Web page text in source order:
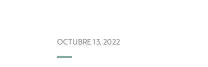
OCTUBRE 13, 2022